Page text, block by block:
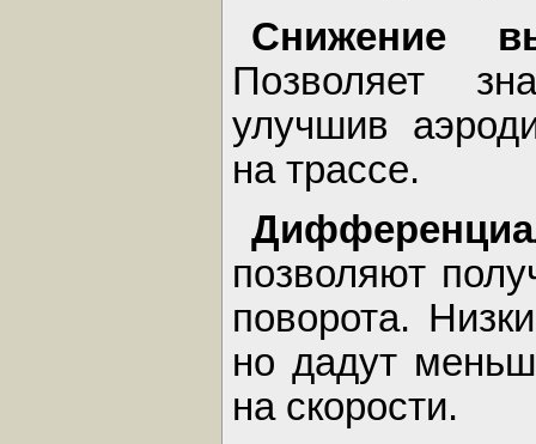
Снижение
Позволяет
улучшив
на трассе.
позволяют
поворота.
но дадут
на скорости.